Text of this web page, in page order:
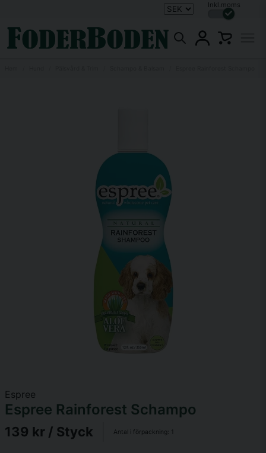
Inkl.moms
Espree
Espree Rainforest Schampo
139 kr / Styck Antal i förpackning: 1